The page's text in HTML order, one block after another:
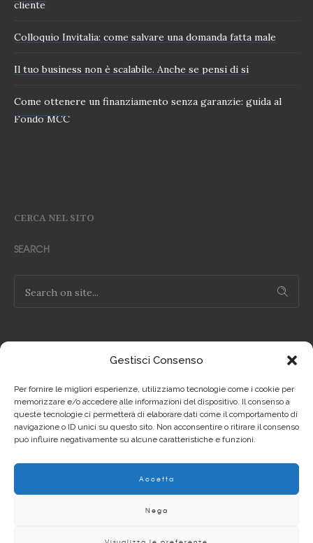
Gestisci Consenso
Per fornire le migliori esperienze, utilizziamo tecnologie come i cookie per
memorizzare e/o accedere alle informazioni del dispositivo. Il consenso a
queste tecnologie ci permetterà di elaborare dati come il comportamento di
navigazione o ID unici su questo sito. Non acconsentire o ritirare il consenso
può influire negativamente su alcune caratteristiche e funzioni.
Accetta
Nega
cliente
Colloquio Invitalia: come salvare una domanda fatta male
Il tuo business non è scalabile. Anche se pensi di si
Come ottenere un finanziamento senza garanzie: guida al
Fondo MCC
CERCA NEL SITO
SEARCH
Privacy Policy IT
Privacy Policy EN
Cookie Policy EN